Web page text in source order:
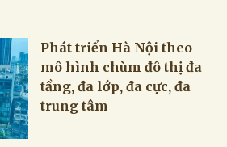
Phát triển Hà Nội theo
mô hình chùm đô thị đa
tầng, đa lớp, đa cực, đa
trung tâm